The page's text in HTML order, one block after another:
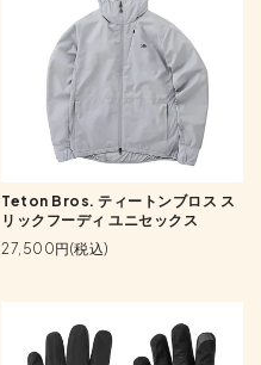
Teton Bros. ティートンブロス ス
リックフーディ ユニセックス
27,500円(税込)